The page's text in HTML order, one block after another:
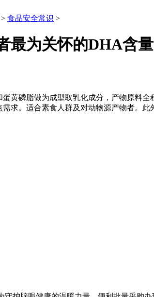
> 食品安全常识 >
最为关怀的DHA含量
磷脂做为成型取乳化成分，产物原料全
求。适合素食人群及对动物源产物者。此